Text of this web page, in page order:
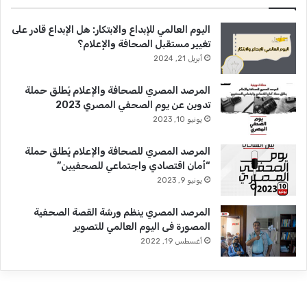
اليوم العالمي للإبداع والابتكار: هل الإبداع قادر على
تغيير مستقبل الصحافة والإعلام؟
أبريل 21, 2024
المرصد المصري للصحافة والإعلام يُطلق حملة
تدوين عن يوم الصحفي المصري 2023
يونيو 10, 2023
المرصد المصري للصحافة والإعلام يُطلق حملة
“أمان اقتصادي واجتماعي للصحفيين”
يونيو 9, 2023
المرصد المصري ينظم ورشة القصة الصحفية
المصورة فى اليوم العالمي للتصوير
أغسطس 19, 2022